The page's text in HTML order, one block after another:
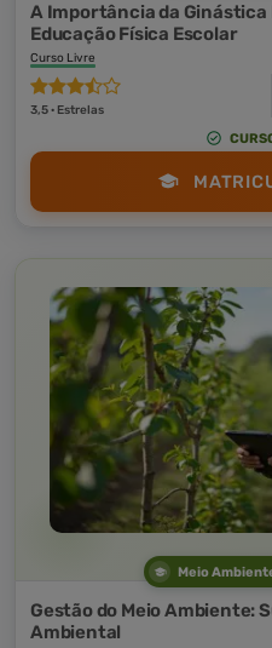
A Importância da Ginástica
Educação Física Escolar
Curso Livre
3,5 · Estrelas
Meio
Gestão do Meio Ambiente:
Ambiental